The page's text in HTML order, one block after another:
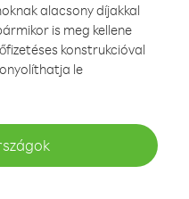
alacsony díjakkal
is meg kellene
konstrukcióval
le